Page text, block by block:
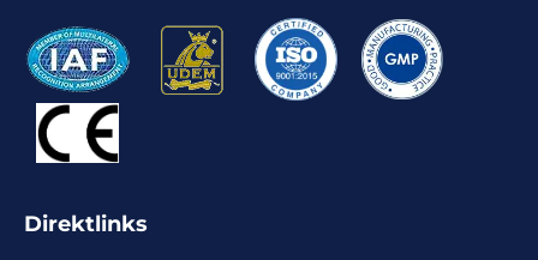
Direktlinks